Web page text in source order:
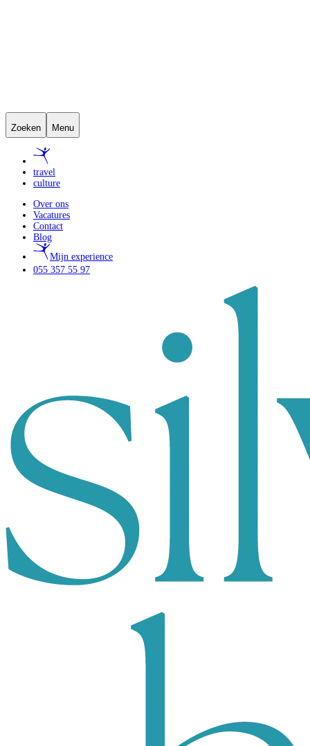
Zoeken Menu
travel
culture
Over ons
Vacatures
Contact
Blog
Mijn experience
055 357 55 97